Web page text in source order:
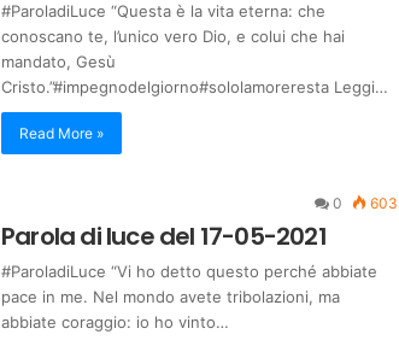
#ParoladiLuce “Questa è la vita eterna: che
conoscano te, l’unico vero Dio, e colui che hai
mandato, Gesù
Cristo.”#impegnodelgiorno#sololamoreresta Leggi…
Read More »
0 603
Parola di luce del 17-05-2021
#ParoladiLuce “Vi ho detto questo perché abbiate
pace in me. Nel mondo avete tribolazioni, ma
abbiate coraggio: io ho vinto…